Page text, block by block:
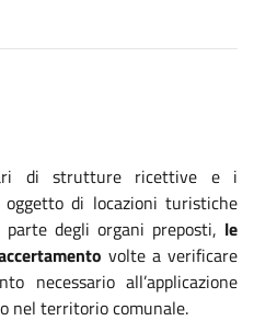
di strutture ricettive e i
di locazioni turistiche
parte degli organi preposti, le
volte a verificare
necessario all’applicazione
nel territorio comunale.